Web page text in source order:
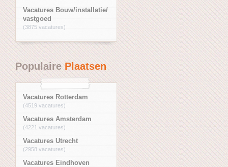
Vacatures Bouw/installatie/
vastgoed
(3875 vacatures)
PopulairePlaatsen
Vacatures Rotterdam
(4519 vacatures)
Vacatures Amsterdam
(4221 vacatures)
Vacatures Utrecht
(2958 vacatures)
Vacatures Eindhoven